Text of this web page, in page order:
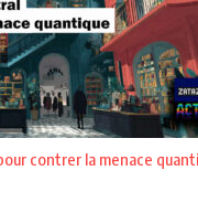
contrer la menace